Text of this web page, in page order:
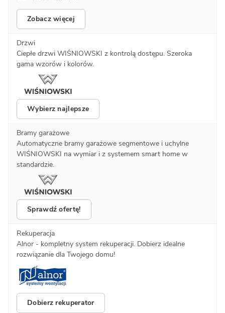
Zobacz więcej
Drzwi
Ciepłe drzwi WIŚNIOWSKI z kontrolą dostępu. Szeroka
gama wzorów i kolorów.
Wybierz najlepsze
Bramy garażowe
Automatyczne bramy garażowe segmentowe i uchylne
WIŚNIOWSKI na wymiar i z systemem smart home w
standardzie.
Sprawdź ofertę!
Rekuperacja
Alnor - kompletny system rekuperacji. Dobierz idealne
rozwiązanie dla Twojego domu!
Dobierz rekuperator